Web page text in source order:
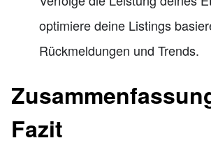
optimiere deine Listings
Rückmeldungen und Trends.
Fazit